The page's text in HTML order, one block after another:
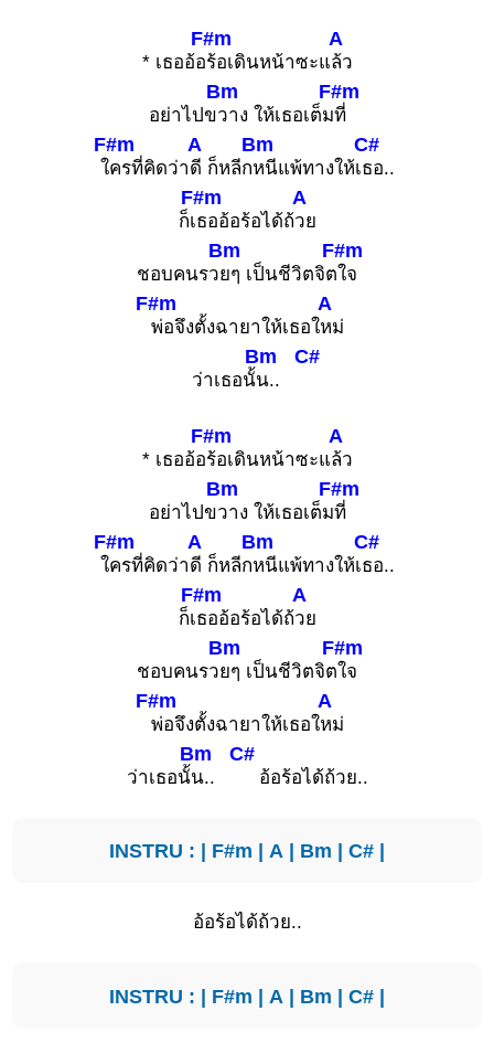
* เธออ้อ
F#m
ร้อเดินหน้าซะแ
A
ล้ว
อย่าไปข
Bm
วาง ให้เธอเต็ม
F#m
ที่
ใ
F#m
ครที่คิดว่า
A
ดี ก็หลีก
Bm
หนีแพ้ทางให้เ
C#
ธอ..
ก็เ
F#m
ธออ้อร้อได้ถ้
A
วย
ชอบคนรว
Bm
ยๆ เป็นชีวิตจิต
F#m
ใจ
F#m
พ่อจึงตั้งฉายาให้เธอใ
A
หม่
ว่าเธอนั้
Bm
น..
C#
* เธออ้อ
F#m
ร้อเดินหน้าซะแ
A
ล้ว
อย่าไปข
Bm
วาง ให้เธอเต็ม
F#m
ที่
ใ
F#m
ครที่คิดว่า
A
ดี ก็หลีก
Bm
หนีแพ้ทางให้เ
C#
ธอ..
ก็เ
F#m
ธออ้อร้อได้ถ้
A
วย
ชอบคนรว
Bm
ยๆ เป็นชีวิตจิต
F#m
ใจ
F#m
พ่อจึงตั้งฉายาให้เธอใ
A
หม่
ว่าเธอนั้
Bm
น..
C#
อ้อร้อได้ถ้วย..
INSTRU : | F#m | A | Bm | C# |
อ้อร้อได้ถ้วย..
INSTRU : | F#m | A | Bm | C# |